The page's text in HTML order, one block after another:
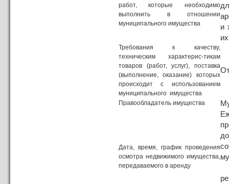
работ, которые необходимо
выполнить в отношении
муниципального имущества
и
Требования к качеству,
техническим характерис-тикам
товаров (работ, услуг), поставка
(выполнение, оказание) которых
происходит с использованием
муниципального имущества
Правообладатель имущества
Дата, время, график проведения
осмотра недвижимого имущества,
передаваемого в аренду